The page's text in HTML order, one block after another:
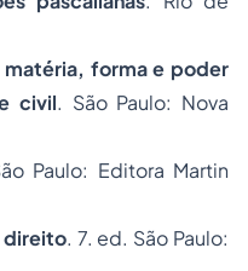
matéria, forma e poder
civil. São Paulo: Nova
Paulo: Editora Martin
direito. 7. ed. São Paulo: